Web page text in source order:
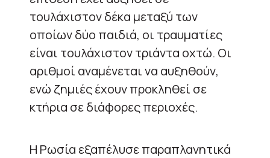
τουλάχιστον δέκα μεταξύ των
οποίων δύο παιδιά, οι τραυματίες
είναι τουλάχιστον τριάντα οχτώ. Οι
αριθμοί αναμένεται να αυξηθούν,
ενώ ζημιές έχουν προκληθεί σε
κτήρια σε διάφορες περιοχές.
Η Ρωσία εξαπέλυσε παραπλανητικά